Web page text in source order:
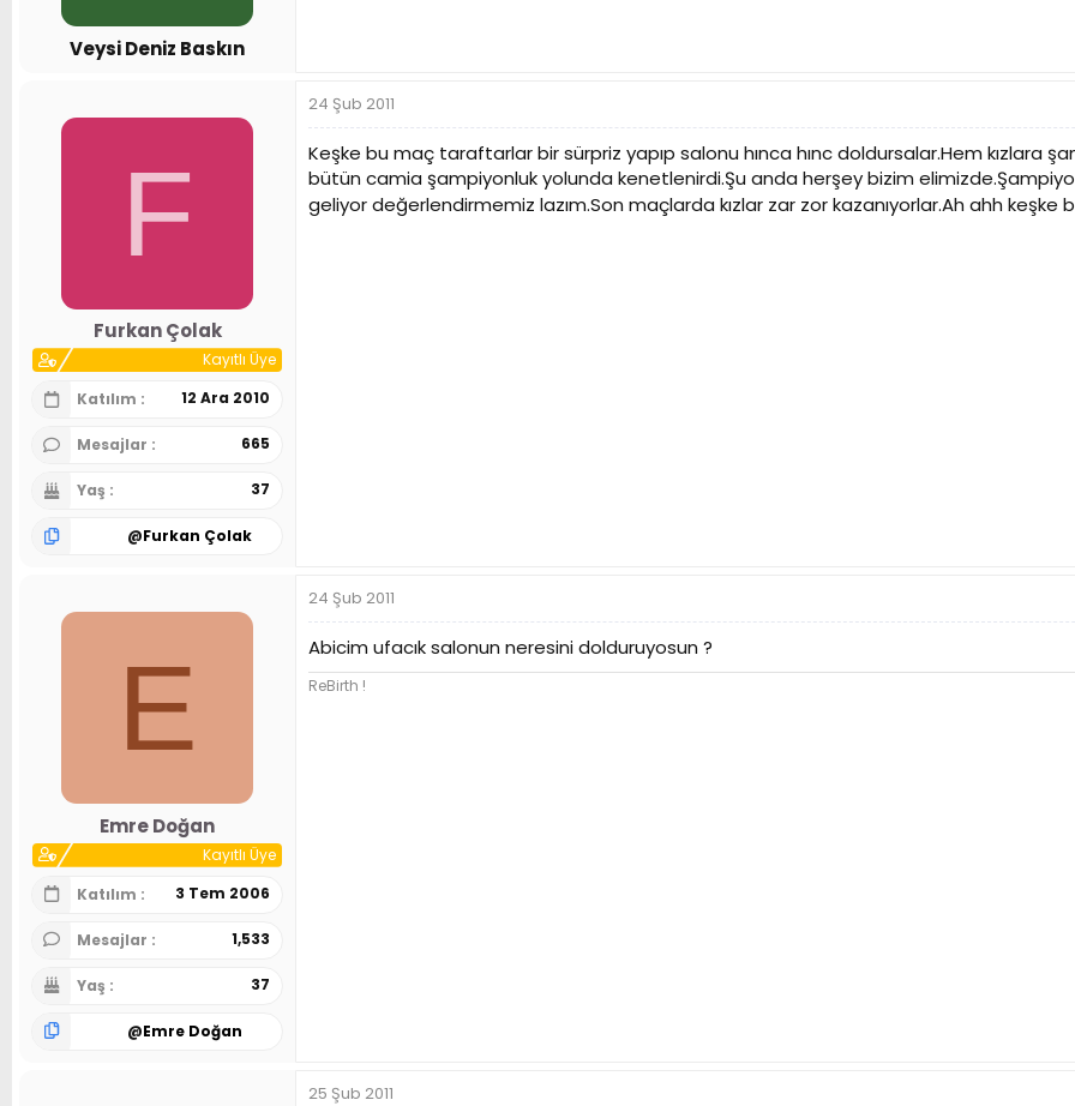
Veysi Deniz Baskın
F
Furkan Çolak
Kayıtlı Üye
Katılım
12 Ara 2010
Mesajlar 665
Yaş 37
@Furkan Çolak
24 Şub 2011
Keşke bu maç taraftarlar bir sürpriz yapıp salonu hınca hınc doldursalar.Hem kızlara
bütün camia şampiyonluk yolunda kenetlenirdi.Şu anda herşey bizim
geliyor değerlendirmemiz lazım.Son maçlarda kızlar zar zor kazanıyorlar.Ah ahh
E
Emre Doğan
Kayıtlı Üye
Katılım
3 Tem 2006
Mesajlar 1,533
Yaş 37
@Emre Doğan
24 Şub 2011
Abicim ufacık salonun neresini dolduruyosun ?
ReBirth !
25 Şub 2011